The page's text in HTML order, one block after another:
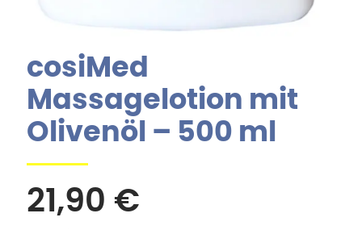
cosiMed
Massagelotion mit
Olivenöl – 500 ml
21,90 €